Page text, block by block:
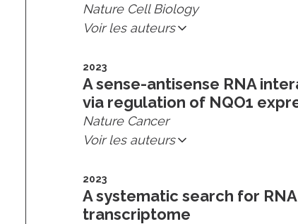
Nature Cell Biology
Voir les auteurs
2023
A sense-antisense RNA
via regulation of NQO1
Nature Cancer
Voir les auteurs
2023
A systematic search for
transcriptome